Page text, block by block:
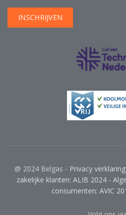
@ 2024 Belgas - Privacy verklaring
zakelijke klanten: ALIB 2024 -
consumenten: AVIC